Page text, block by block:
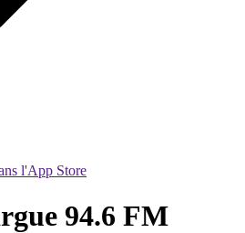
l'App Store
94.6 FM